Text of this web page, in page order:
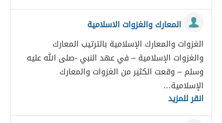
المعارك والغزوات الاسلامية
الغزوات والمعارك الإسلامية بالترتيب المعارك
والغزوات الإسلامية – في عهد النبي -صلى الله عليه
وسلم – وقعت الكثير من الغزوات والمعارك
الإسلامية…
انقر للمزيد